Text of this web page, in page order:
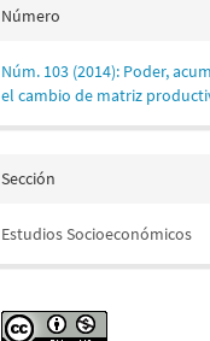
Número
Núm. 103 (2014): Poder,
el cambio de matriz
Sección
Estudios Socioeconómicos